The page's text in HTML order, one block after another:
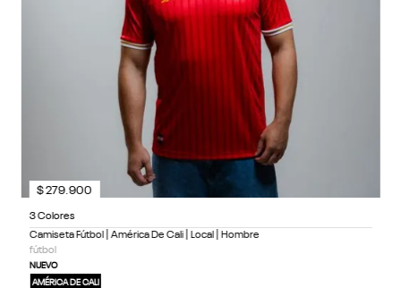
3 Colores
Camiseta Fútbol | América De Cali | Local | Hombre
fútbol
NUEVO
AMÉRICA DE CALI
$279.900